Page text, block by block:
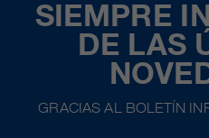
SIEMPRE
DE LAS
GRACIAS AL BOLETÍN